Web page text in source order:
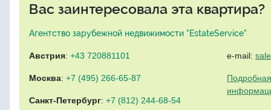
Вас заинтересовала эта квартира?
Агентство зарубежной недвижимости "EstateService"
Австрия: +43 720881101
Москва: +7 (495) 266-65-87
Санкт-Петербург: +7 (812) 244-68-54
e-mail: